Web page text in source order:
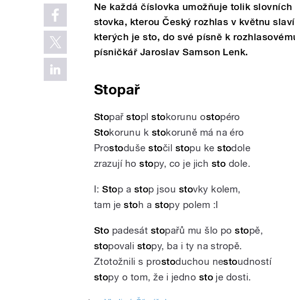
Ne každá číslovka umožňuje tolik
stovka, kterou Český rozhlas v květnu
kterých je sto, do své písně k
písničkář Jaroslav Samson Lenk.
Stopař
Stopařstoplstokorunu ostopéro
Stokorunu k stokoruně má na éro
Prostodušestočil stopu kestodole
zrazují hostopy, co je jich sto dole.
I:Stop a stop jsou stovky kolem,
tam jestoh a stopy polem :I
Sto padesát stopařů mu šlo postopě,
stopovali stopy, ba i ty na stropě.
Ztotožnili s prostoduchou nestoudností
stopy o tom, že i jedno sto je dosti.